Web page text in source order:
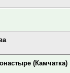
(Камчатка)